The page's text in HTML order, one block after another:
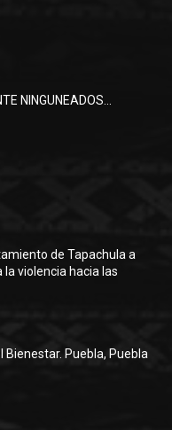
NINGUNEADOS…
de Tapachula a
violencia hacia las
Bienestar. Puebla, Puebla